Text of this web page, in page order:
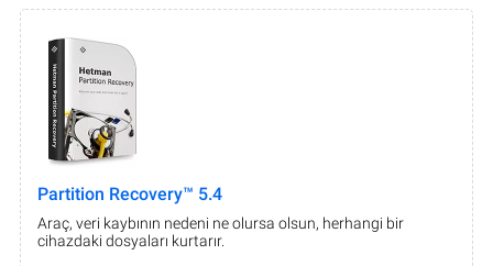
Partition Recovery™ 5.4
Araç, veri kaybının nedeni ne olursa olsun, herhangi bir
cihazdaki dosyaları kurtarır.